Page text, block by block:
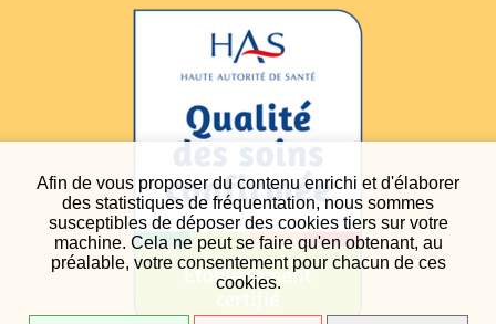
Afin de vous proposer du contenu enrichi et d'élaborer
des statistiques de fréquentation, nous sommes
susceptibles de déposer des cookies tiers sur votre
machine. Cela ne peut se faire qu'en obtenant, au
préalable, votre consentement pour chacun de ces
cookies.